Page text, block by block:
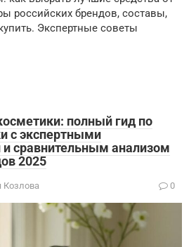
российских брендов, составы,
Экспертные советы
полный гид по
с экспертными
сравнительным анализом
2025
Козлова 0